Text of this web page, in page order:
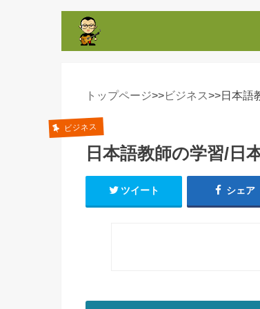
トップページ>>ビジネス>>日本語
ビジネス
日本語教師の学習/日
ツイート シェア